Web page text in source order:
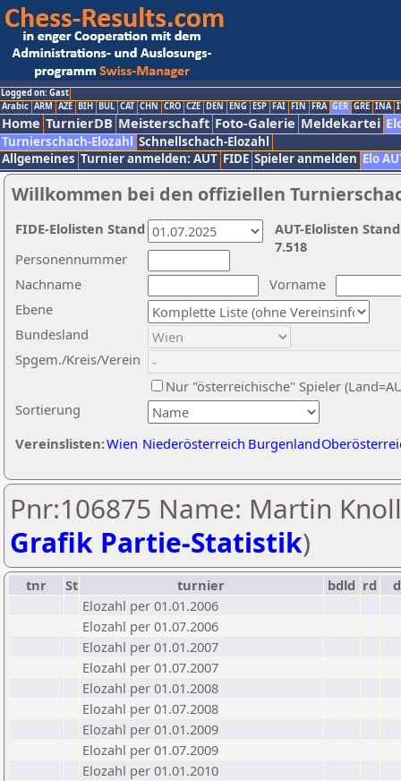
Logged on: Gast
Arabic ARM AZE BIH BUL CAT CHN CRO CZE DEN ENG ESP FAI FIN FRA GER GRE INA
Home TurnierDB Meisterschaft Foto-Galerie Meldekartei
Turnierschach-Elozahl Schnellschach-Elozahl
Allgemeines Turnier anmelden: AUT FIDE Spieler anmelden Elo
Willkommen bei den offiziellen
Nachname
Vorname
Ebene
Sortierung
Personennummer
Bundesland
Spgem./Kreis/Verein
Nur "österreichische" Spieler
Vereinslisten:Wien Niederösterreich Burgenland
AUT-Elolisten
7.518
FIDE-Elolisten Stand
Pnr:106875 Name: Martin
Grafik Partie-Statistik)
tnr St turnier bdld rd
Elozahl per 01.01.2006
Elozahl per 01.07.2006
Elozahl per 01.01.2007
Elozahl per 01.07.2007
Elozahl per 01.01.2008
Elozahl per 01.07.2008
Elozahl per 01.01.2009
Elozahl per 01.07.2009
Elozahl per 01.01.2010